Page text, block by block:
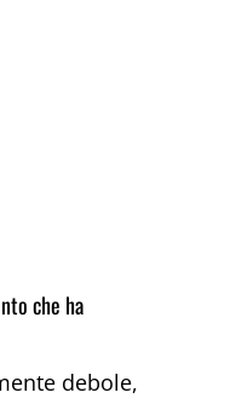
che ha
debole,